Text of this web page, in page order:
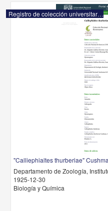
Registro de colección universitaria
"Calliephialtes thurberiae"
Departamento de Zoología,
1925-12-30
Biología y Química